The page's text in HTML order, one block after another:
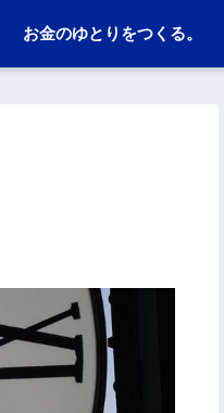
お金のゆとりをつくる。